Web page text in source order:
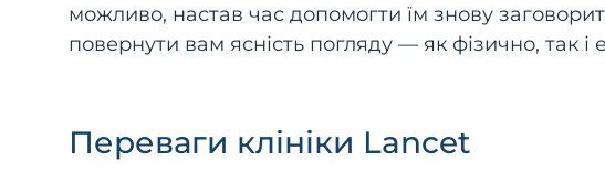
можливо, настав час допомогти їм знову
повернути вам ясність погляду — як фізично, так і
Переваги клініки Lancet